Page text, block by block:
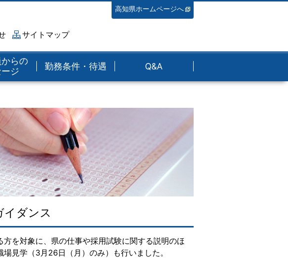
高知県ホームページへ
サイトマップ
らの
ジ
勤務条件・待遇 Q&A
イダンス
を対象に、県の仕事や採用試験に関する説明のほ
見学（3月26日（月）のみ）も行いました。